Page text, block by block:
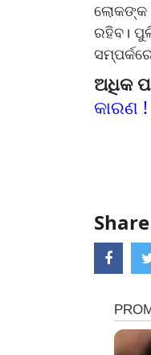
ଲୋକଙ୍କ
ରହିବ।
ଅଧିକ
କାରଣ !